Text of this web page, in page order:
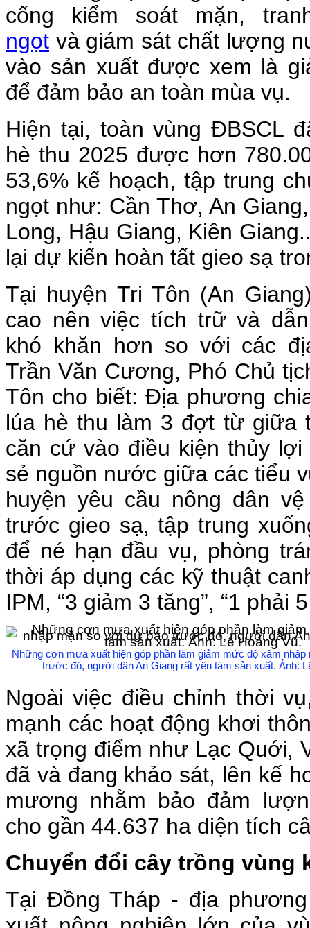
cống kiểm soát mặn,
ngọt và giám sát chất lượng
vào sản xuất được xem là
để đảm bảo an toàn mùa vụ.
Hiện tại, toàn vùng ĐBSCL
hè thu 2025 được hơn
53,6% kế hoạch, tập trung
ngọt như: Cần Thơ, An
Long, Hậu Giang, Kiên
lại dự kiến hoàn tất gieo sạ
Tại huyện Tri Tôn (An
cao nên việc tích trữ và
khó khăn hơn so với các
Trần Văn Cương, Phó Chủ
Tôn cho biết: Địa phương
lúa hè thu làm 3 đợt từ giữa
căn cứ vào điều kiện thủy
sẻ nguồn nước giữa các tiểu
huyện yêu cầu nông dân
trước gieo sạ, tập trung
để né hạn đầu vụ, phòng
thời áp dụng các kỹ thuật
IPM, “3 giảm 3 tăng”, “1 phải
Những cơn mưa xuất hiện góp phần làm giảm mức độ xâm
trước đó, người dân An Giang rất yên tâm sản xuất. Ảnh:
Ngoài việc điều chỉnh thời
mạnh các hoạt động khơi
xã trọng điểm như Lạc Quới,
đã và đang khảo sát, lên kế
mương nhằm bảo đảm
cho gần 44.637 ha diện tích
Chuyển đổi cây trồng vùng
Tại Đồng Tháp - địa